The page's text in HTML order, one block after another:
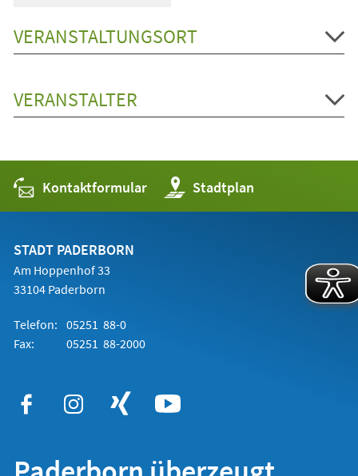
VERANSTALTUNGSORT
VERANSTALTER
Kontaktformular Stadtplan
(Öffnet
in
einem
STADT PADERBORN
Am Hoppenhof 33
33104 Paderborn
Telefon: 05251 88-0
Fax:
05251 88-2000